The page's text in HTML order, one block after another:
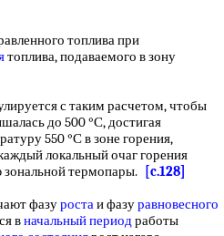
топлива при
топлива, подаваемого в зону
с таким расчетом, чтобы
до 500 °С, достигая
550 °С в зоне горения,
локальный очаг горения
термопары.
[c.128]
фазуростаи фазуравновесного
вначальный периодработы